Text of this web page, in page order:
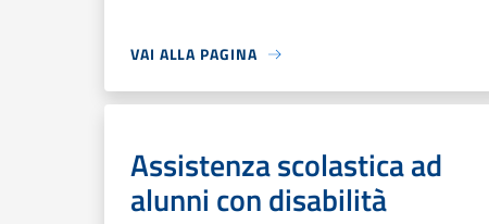
VAI ALLA PAGINA
Assistenza scolastica ad
alunni con disabilità